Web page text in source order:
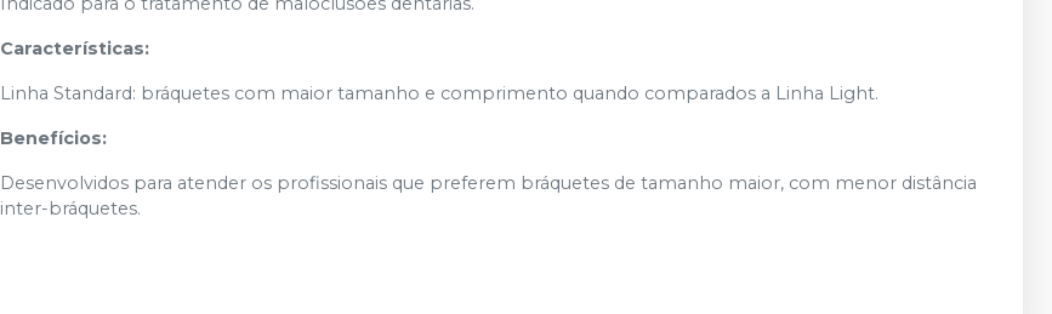
Características:
Linha Standard: bráquetes com maior tamanho e comprimento quando comparados a Linha Light.
Benefícios:
Desenvolvidos para atender os profissionais que preferem bráquetes de tamanho maior, com menor distância
inter-bráquetes.